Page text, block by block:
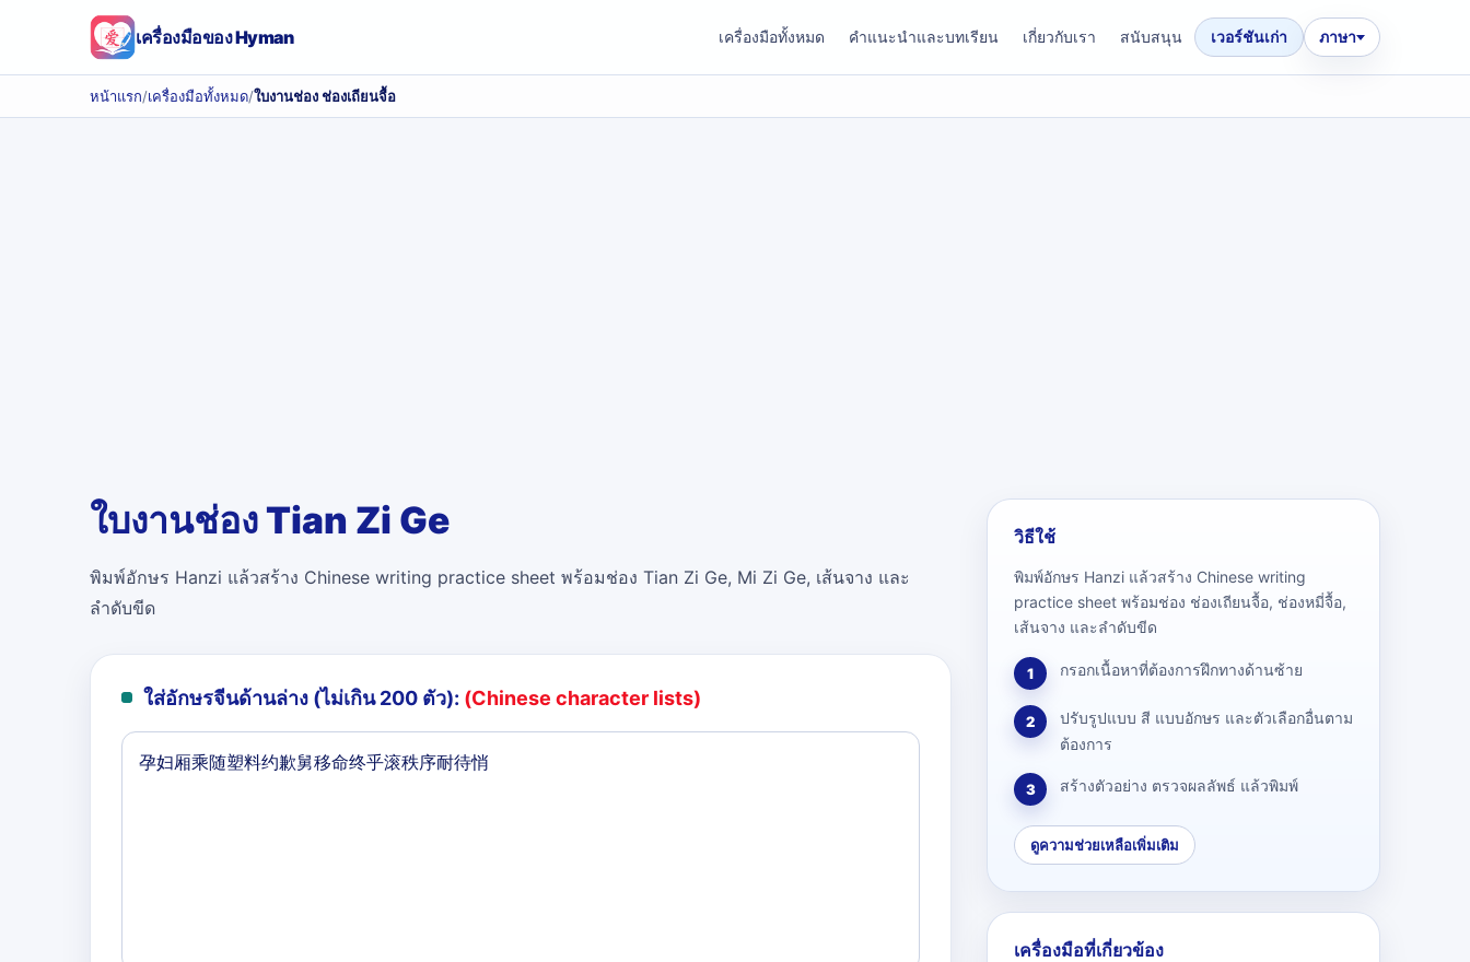
เครื่องมือของ Hyman เครื่องมือทั้งหมด คำแนะนำและบทเรียน เกี่ยวกับเรา สนับสนุน เวอร์ชันเก่า ภาษา
หน้าแรก/เครื่องมือทั้งหมด/ใบงานช่อง ช่องเถียนจื้อ
ใบงานช่อง Tian Zi Ge
พิมพ์อักษร Hanzi แล้วสร้าง Chinese writing practice sheet พร้อมช่อง Tian Zi Ge, Mi Zi Ge, เส้นจาง และ
ลำดับขีด
ใส่อักษรจีนด้านล่าง (ไม่เกิน 200 ตัว): (Chinese character lists)
วิธีใช้
พิมพ์อักษร Hanzi แล้วสร้าง Chinese writing
practice sheet พร้อมช่อง ช่องเถียนจื้อ, ช่องหมี่จื้อ,
เส้นจาง และลำดับขีด
1 กรอกเนื้อหาที่ต้องการฝึกทางด้านซ้าย
2
ปรับรูปแบบ สี แบบอักษร และตัวเลือกอื่นตาม
ต้องการ
3 สร้างตัวอย่าง ตรวจผลลัพธ์ แล้วพิมพ์
ดูความช่วยเหลือเพิ่มเติม
เครื่องมือที่เกี่ยวข้อง